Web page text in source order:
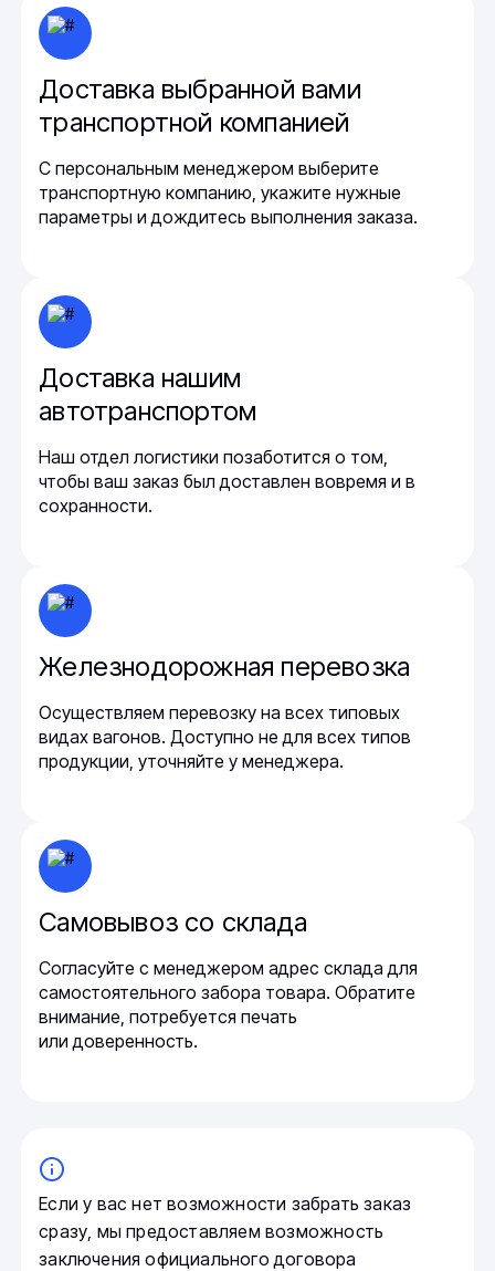
Доставка выбранной вами
транспортной компанией
С персональным менеджером выберите
транспортную компанию, укажите нужные
параметры и дождитесь выполнения заказа.
Доставка нашим
автотранспортом
Наш отдел логистики позаботится о том,
чтобы ваш заказ был доставлен вовремя и в
сохранности.
Железнодорожная перевозка
Осуществляем перевозку на всех типовых
видах вагонов. Доступно не для всех типов
продукции, уточняйте у менеджера.
Самовывоз со склада
Согласуйте с менеджером адрес склада для
самостоятельного забора товара. Обратите
внимание, потребуется печать
или доверенность.
Если у вас нет возможности забрать заказ
сразу, мы предоставляем возможность
заключения официального договора